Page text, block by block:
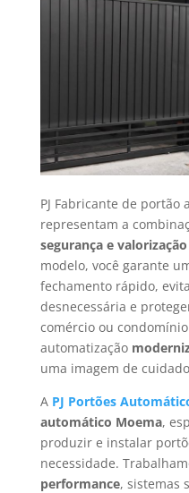
PJ Fabricante de portão
representam a
segurança e
modelo, você garante
fechamento rápido,
desnecessária e
comércio ou
automatização
uma imagem de
A PJ Portões
automático Moema,
produzir e instalar
necessidade.
performance, sistemas